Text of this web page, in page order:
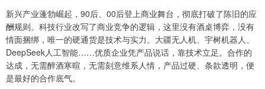
新兴产业蓬勃崛起，90后、00后登上商业舞台，彻底打破了陈旧的应
酬规则。科技行业改写了商业竞争的逻辑，这里没有酒桌博弈，没有
情面捆绑，唯一的硬通货是技术与实力。大疆无人机、宇树机器人、
DeepSeek人工智能……优质企业凭产品说话，靠技术立足。合作的
达成，无需醉酒寒暄，无需刻意维系人情，产品过硬、条款透明，便
是最好的合作底气。